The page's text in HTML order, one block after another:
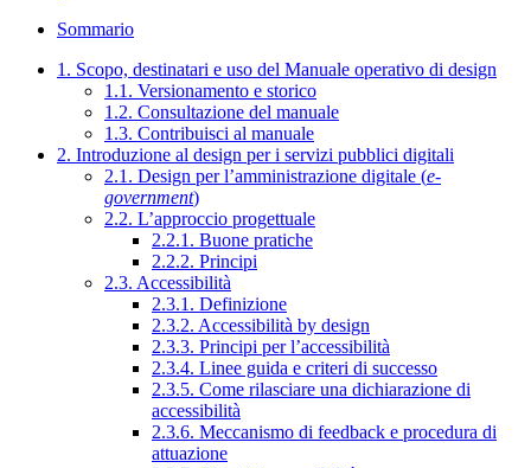
Sommario
1. Scopo, destinatari e uso del Manuale operativo di design
1.1. Versionamento e storico
1.2. Consultazione del manuale
1.3. Contribuisci al manuale
2. Introduzione al design per i servizi pubblici digitali
2.1. Design per l’amministrazione digitale (e-
government)
2.2. L’approccio progettuale
2.2.1. Buone pratiche
2.2.2. Principi
2.3. Accessibilità
2.3.1. Definizione
2.3.2. Accessibilità by design
2.3.3. Principi per l’accessibilità
2.3.4. Linee guida e criteri di successo
2.3.5. Come rilasciare una dichiarazione di
accessibilità
2.3.6. Meccanismo di feedback e procedura di
attuazione